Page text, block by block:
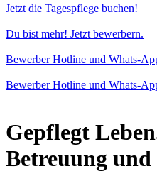
Jetzt die Tagespflege buchen!
Du bist mehr! Jetzt bewerbern.
Bewerber Hotline und Whats-
Bewerber Hotline und Whats-
Gepflegt
Betreuung